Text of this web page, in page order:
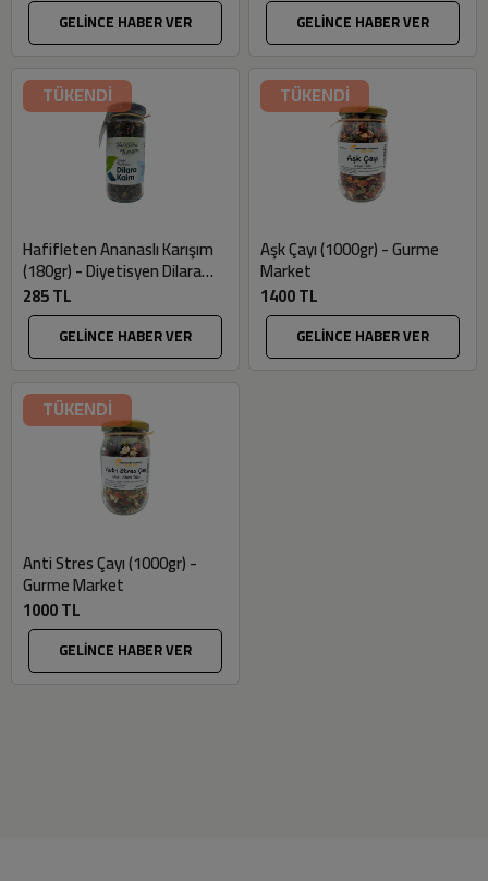
GELİNCE HABER VER GELİNCE HABER VER
TÜKENDİ
Hafifleten Ananaslı Karışım
(180gr) - Diyetisyen Dilara
Kaim
285 TL
GELİNCE HABER VER
TÜKENDİ
Aşk Çayı (1000gr) - Gurme
Market
1400 TL
GELİNCE HABER VER
TÜKENDİ
Anti Stres Çayı (1000gr) -
Gurme Market
1000 TL
GELİNCE HABER VER